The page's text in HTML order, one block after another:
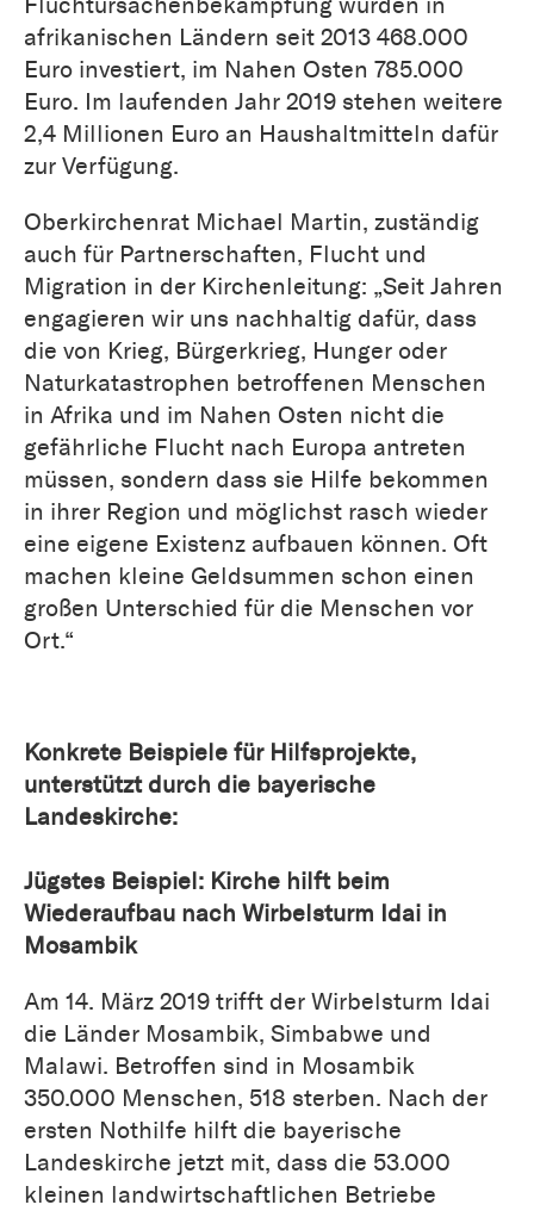
afrikanischen Ländern seit 2013 468.000
Euro investiert, im Nahen Osten 785.000
Euro. Im laufenden Jahr 2019 stehen weitere
2,4 Millionen Euro an Haushaltmitteln dafür
zur Verfügung.
Oberkirchenrat Michael Martin, zuständig
auch für Partnerschaften, Flucht und
Migration in der Kirchenleitung: „Seit Jahren
engagieren wir uns nachhaltig dafür, dass
die von Krieg, Bürgerkrieg, Hunger oder
Naturkatastrophen betroffenen Menschen
in Afrika und im Nahen Osten nicht die
gefährliche Flucht nach Europa antreten
müssen, sondern dass sie Hilfe bekommen
in ihrer Region und möglichst rasch wieder
eine eigene Existenz aufbauen können. Oft
machen kleine Geldsummen schon einen
großen Unterschied für die Menschen vor
Ort.“
Konkrete Beispiele für Hilfsprojekte,
unterstützt durch die bayerische
Landeskirche:
Jügstes Beispiel: Kirche hilft beim
Wiederaufbau nach Wirbelsturm Idai in
Mosambik
Am 14. März 2019 trifft der Wirbelsturm Idai
die Länder Mosambik, Simbabwe und
Malawi. Betroffen sind in Mosambik
350.000 Menschen, 518 sterben. Nach der
ersten Nothilfe hilft die bayerische
Landeskirche jetzt mit, dass die 53.000
kleinen landwirtschaftlichen Betriebe